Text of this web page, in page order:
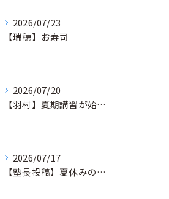
2026/07/23
【瑞穂】お寿司
2026/07/20
【羽村】夏期講習が始まりました
2026/07/17
【塾長投稿】夏休みの過ごし方③